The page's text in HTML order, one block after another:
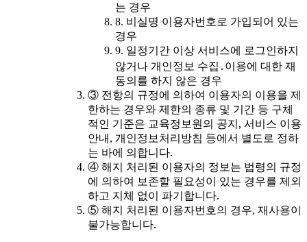
는 경우
8. 비실명 이용자번호로 가입되어 있는
경우
9. 일정기간 이상 서비스에 로그인하지
않거나 개인정보 수집․이용에 대한 재
동의를 하지 않은 경우
③ 전항의 규정에 의하여 이용자의 이용을 제
한하는 경우와 제한의 종류 및 기간 등 구체
적인 기준은 교육정보원의 공지, 서비스 이용
안내, 개인정보처리방침 등에서 별도로 정하
는 바에 의합니다.
④ 해지 처리된 이용자의 정보는 법령의 규정
에 의하여 보존할 필요성이 있는 경우를 제외
하고 지체 없이 파기합니다.
⑤ 해지 처리된 이용자번호의 경우, 재사용이
불가능합니다.